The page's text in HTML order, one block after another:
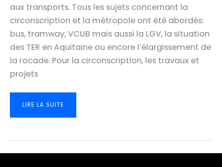
aux transports. Tous les sujets concernant la
circonscription et la métropole ont été abordés:
bus, tramway, VCUB mais aussi la LGV, la situation
des TER en Aquitaine ou encore l’élargissement de
la rocade. Pour la circonscription, les travaux et
projets
LES
VILLENAVE
ET
LIRE LA SUITE